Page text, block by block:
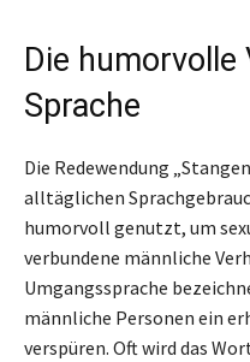
Die humorvolle
Sprache
Die Redewendung
alltäglichen
humorvoll genutzt, um
verbundene männliche
Umgangssprache
männliche Personen ein
verspüren. Oft wird das